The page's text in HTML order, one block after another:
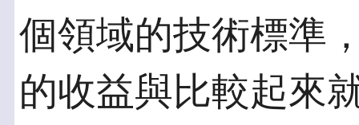
個領域的技術標準
的收益與比較起來